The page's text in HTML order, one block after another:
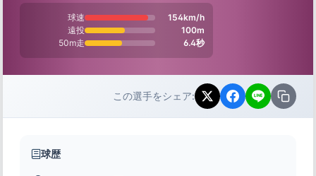
球速
154km/h
遠投
100m
50m走
6.4秒
この選手をシェア:
球歴